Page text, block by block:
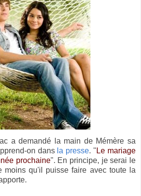
a demandé la main de Mémère sa
on dans la presse. " Le mariage
prochaine". En principe, je serai le
moins qu'il puisse faire avec toute la